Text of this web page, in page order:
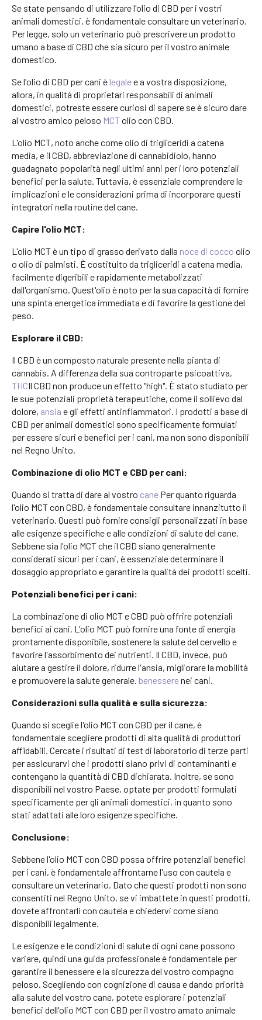
Se state pensando di utilizzare l'olio di CBD per i vostri
animali domestici, è fondamentale consultare un veterinario.
Per legge, solo un veterinario può prescrivere un prodotto
umano a base di CBD che sia sicuro per il vostro animale
domestico.
Se l'olio di CBD per cani è legalee a vostra disposizione,
allora, in qualità di proprietari responsabili di animali
domestici, potreste essere curiosi di sapere se è sicuro dare
al vostro amico peloso MCTolio con CBD.
L'olio MCT, noto anche come olio di trigliceridi a catena
media, e il CBD, abbreviazione di cannabidiolo, hanno
guadagnato popolarità negli ultimi anni per i loro potenziali
benefici per la salute. Tuttavia, è essenziale comprendere le
implicazioni e le considerazioni prima di incorporare questi
integratori nella routine del cane.
Capire l'olio MCT:
L'olio MCT è un tipo di grasso derivato dalla noce di cocco olio
o olio di palmisti. È costituito da trigliceridi a catena media,
facilmente digeribili e rapidamente metabolizzati
dall'organismo. Quest'olio è noto per la sua capacità di fornire
una spinta energetica immediata e di favorire la gestione del
peso.
Esplorare il CBD:
Il CBD è un composto naturale presente nella pianta di
cannabis. A differenza della sua controparte psicoattiva,
THCIl CBD non produce un effetto "high". È stato studiato per
le sue potenziali proprietà terapeutiche, come il sollievo dal
dolore, ansia e gli effetti antinfiammatori. I prodotti a base di
CBD per animali domestici sono specificamente formulati
per essere sicuri e benefici per i cani, ma non sono disponibili
nel Regno Unito.
Combinazione di olio MCT e CBD per cani:
Quando si tratta di dare al vostro cane Per quanto riguarda
l'olio MCT con CBD, è fondamentale consultare innanzitutto il
veterinario. Questi può fornire consigli personalizzati in base
alle esigenze specifiche e alle condizioni di salute del cane.
Sebbene sia l'olio MCT che il CBD siano generalmente
considerati sicuri per i cani, è essenziale determinare il
dosaggio appropriato e garantire la qualità dei prodotti scelti.
Potenziali benefici per i cani:
La combinazione di olio MCT e CBD può offrire potenziali
benefici ai cani. L'olio MCT può fornire una fonte di energia
prontamente disponibile, sostenere la salute del cervello e
favorire l'assorbimento dei nutrienti. Il CBD, invece, può
aiutare a gestire il dolore, ridurre l'ansia, migliorare la mobilità
e promuovere la salute generale. benesserenei cani.
Considerazioni sulla qualità e sulla sicurezza:
Quando si sceglie l'olio MCT con CBD per il cane, è
fondamentale scegliere prodotti di alta qualità di produttori
affidabili. Cercate i risultati di test di laboratorio di terze parti
per assicurarvi che i prodotti siano privi di contaminanti e
contengano la quantità di CBD dichiarata. Inoltre, se sono
disponibili nel vostro Paese, optate per prodotti formulati
specificamente per gli animali domestici, in quanto sono
stati adattati alle loro esigenze specifiche.
Conclusione:
Sebbene l'olio MCT con CBD possa offrire potenziali benefici
per i cani, è fondamentale affrontarne l'uso con cautela e
consultare un veterinario. Dato che questi prodotti non sono
consentiti nel Regno Unito, se vi imbattete in questi prodotti,
dovete affrontarli con cautela e chiedervi come siano
disponibili legalmente.
Le esigenze e le condizioni di salute di ogni cane possono
variare, quindi una guida professionale è fondamentale per
garantire il benessere e la sicurezza del vostro compagno
peloso. Scegliendo con cognizione di causa e dando priorità
alla salute del vostro cane, potete esplorare i potenziali
benefici dell'olio MCT con CBD per il vostro amato animale